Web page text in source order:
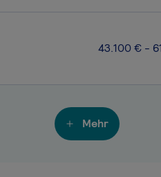
43.100 € -
Mehr